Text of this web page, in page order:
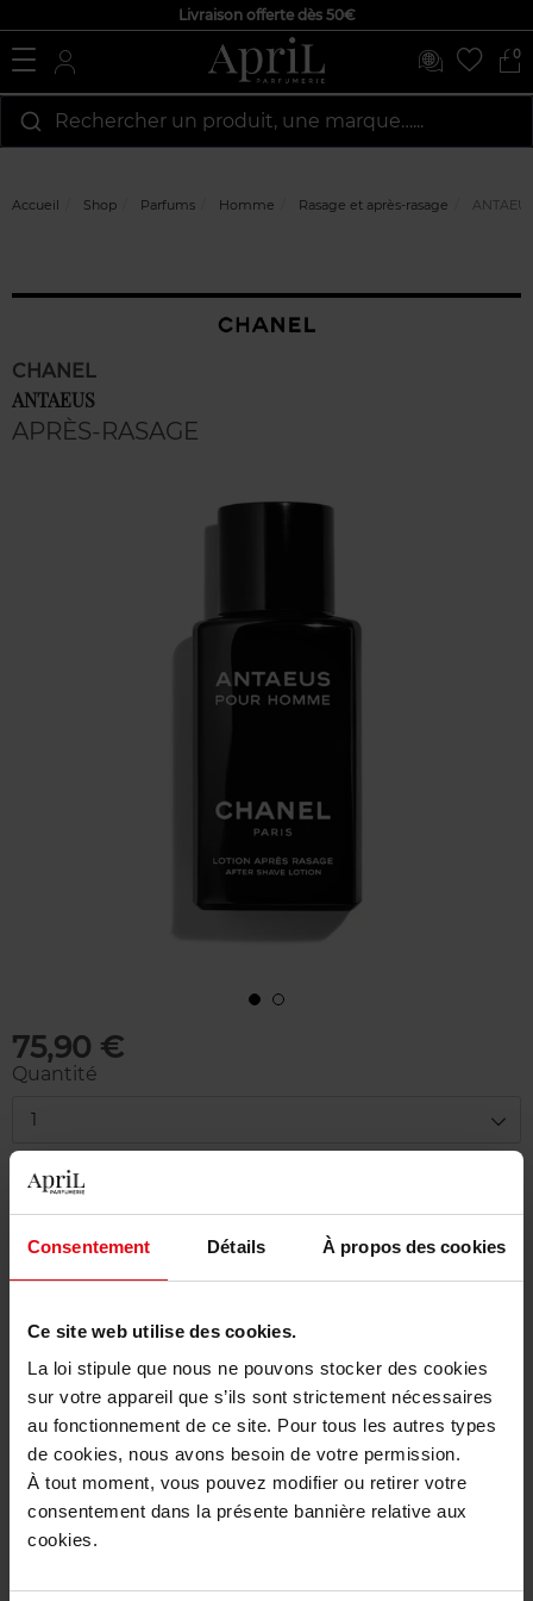
Consentement Détails À propos des cookies
Ce site web utilise des cookies.
La loi stipule que nous ne pouvons stocker des cookies
sur votre appareil que s’ils sont strictement nécessaires
au fonctionnement de ce site. Pour tous les autres types
de cookies, nous avons besoin de votre permission.
À tout moment, vous pouvez modifier ou retirer votre
consentement dans la présente bannière relative aux
cookies.
Livraison offerte dès 50€
0
Rechercher un produit, une marque…...
Accueil Shop Parfums Homme Rasage et après-rasage
CHANEL
ANTAEUS
APRÈS-RASAGE
75,90 €
Quantité
1
Livraison
Cet article n'est plus disponible pour le moment
Livraison gratuite à partir de 50€
Retour gratuit dans votre magasin
Description